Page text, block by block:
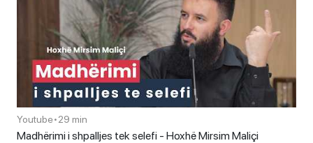
Youtube•29 min
Madhërimi i shpalljes tek selefi - Hoxhë Mirsim Maliçi